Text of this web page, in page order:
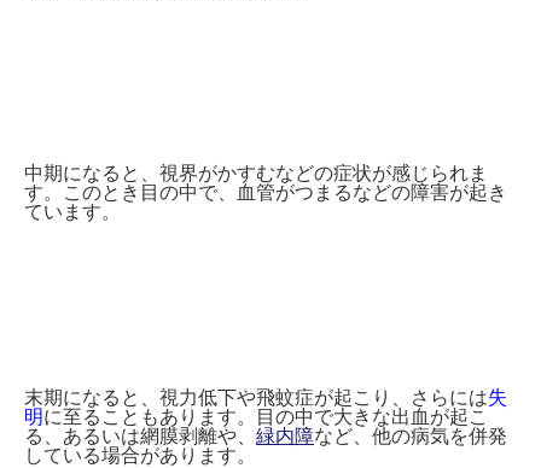
中期になると、視界がかすむなどの症状が感じられま
す。このとき目の中で、血管がつまるなどの障害が起き
ています。
末期になると、視力低下や飛蚊症が起こり、さらには失
明に至ることもあります。目の中で大きな出血が起こ
る、あるいは網膜剥離や、 緑内障など、他の病気を併発
している場合があります。